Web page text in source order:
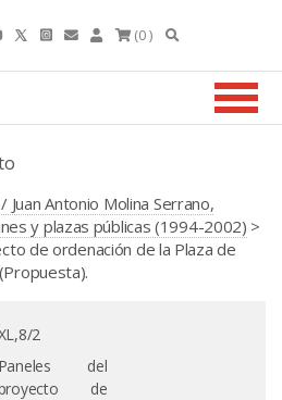
(0 )
Juan Antonio Molina Serrano,
y plazas públicas (1994-2002) >
de ordenación de la Plaza de
2
Paneles del
de